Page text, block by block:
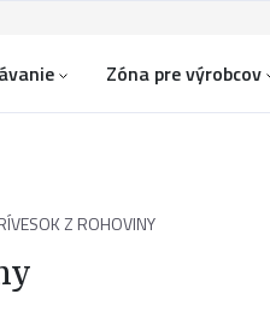
Zóna pre výrobcov
Z ROHOVINY